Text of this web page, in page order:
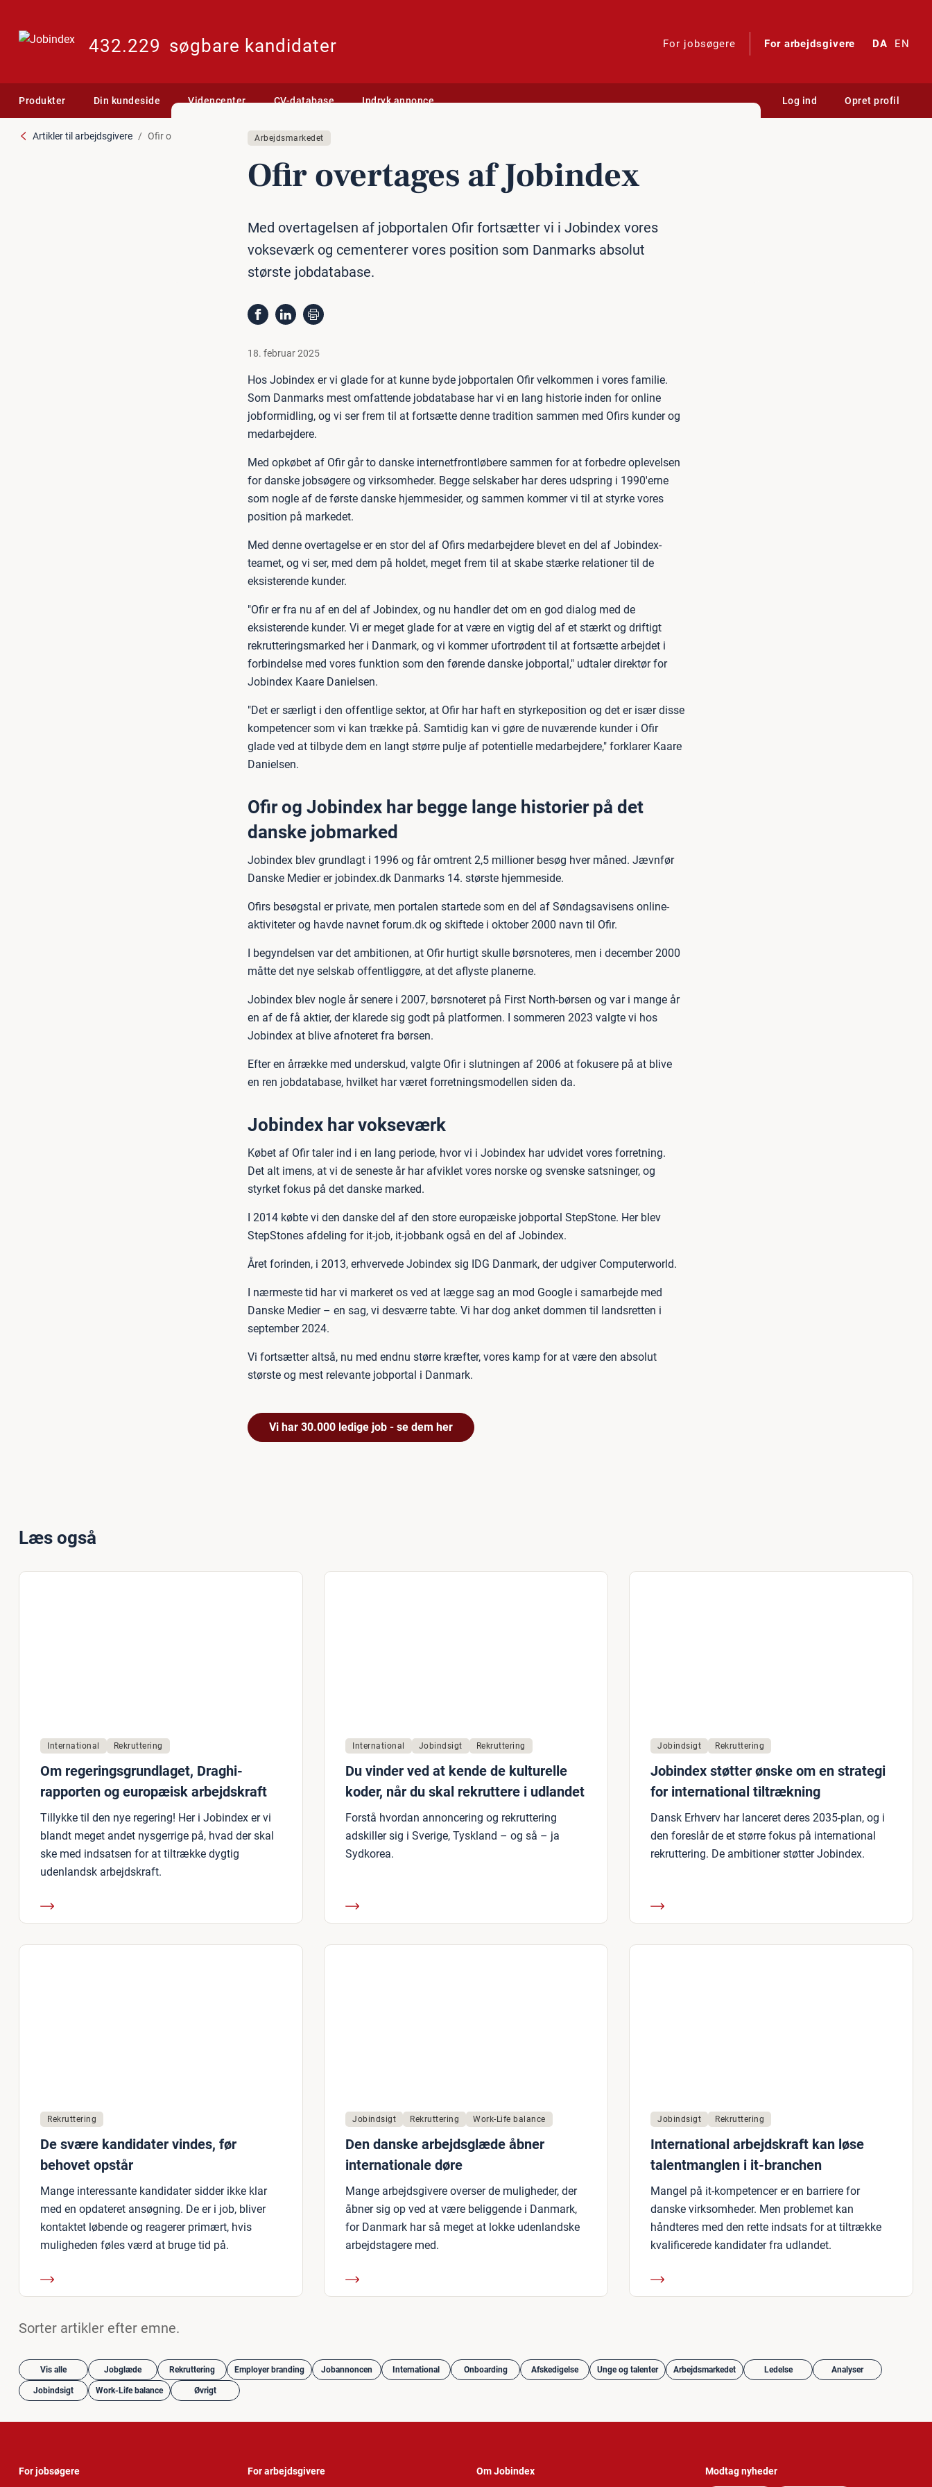
432.229 søgbare kandidater For jobsøgere For arbejdsgivere DA EN
Produkter Din kundeside Videncenter CV-database Indryk annonce Log ind Opret profil
Artikler til arbejdsgivere Ofir overtages af JobindexArbejdsmarkedet
Ofir overtages af Jobindex
Med overtagelsen af jobportalen Ofir fortsætter vi i Jobindex vores
vokseværk og cementerer vores position som Danmarks absolut
største jobdatabase.
18. februar 2025
Hos Jobindex er vi glade for at kunne byde jobportalen Ofir velkommen i vores familie.
Som Danmarks mest omfattende jobdatabase har vi en lang historie inden for online
jobformidling, og vi ser frem til at fortsætte denne tradition sammen med Ofirs kunder og
medarbejdere.
Med opkøbet af Ofir går to danske internetfrontløbere sammen for at forbedre oplevelsen
for danske jobsøgere og virksomheder. Begge selskaber har deres udspring i 1990'erne
som nogle af de første danske hjemmesider, og sammen kommer vi til at styrke vores
position på markedet.
Med denne overtagelse er en stor del af Ofirs medarbejdere blevet en del af Jobindex-
teamet, og vi ser, med dem på holdet, meget frem til at skabe stærke relationer til de
eksisterende kunder.
"Ofir er fra nu af en del af Jobindex, og nu handler det om en god dialog med de
eksisterende kunder. Vi er meget glade for at være en vigtig del af et stærkt og driftigt
rekrutteringsmarked her i Danmark, og vi kommer ufortrødent til at fortsætte arbejdet i
forbindelse med vores funktion som den førende danske jobportal," udtaler direktør for
Jobindex Kaare Danielsen.
"Det er særligt i den offentlige sektor, at Ofir har haft en styrkeposition og det er især disse
kompetencer som vi kan trække på. Samtidig kan vi gøre de nuværende kunder i Ofir
glade ved at tilbyde dem en langt større pulje af potentielle medarbejdere," forklarer Kaare
Danielsen.
Ofir og Jobindex har begge lange historier på det
danske jobmarked
Jobindex blev grundlagt i 1996 og får omtrent 2,5 millioner besøg hver måned. Jævnfør
Danske Medier er jobindex.dk Danmarks 14. største hjemmeside.
Ofirs besøgstal er private, men portalen startede som en del af Søndagsavisens online-
aktiviteter og havde navnet forum.dk og skiftede i oktober 2000 navn til Ofir.
I begyndelsen var det ambitionen, at Ofir hurtigt skulle børsnoteres, men i december 2000
måtte det nye selskab offentliggøre, at det aflyste planerne.
Jobindex blev nogle år senere i 2007, børsnoteret på First North-børsen og var i mange år
en af de få aktier, der klarede sig godt på platformen. I sommeren 2023 valgte vi hos
Jobindex at blive afnoteret fra børsen.
Efter en årrække med underskud, valgte Ofir i slutningen af 2006 at fokusere på at blive
en ren jobdatabase, hvilket har været forretningsmodellen siden da.
Jobindex har vokseværk
Købet af Ofir taler ind i en lang periode, hvor vi i Jobindex har udvidet vores forretning.
Det alt imens, at vi de seneste år har afviklet vores norske og svenske satsninger, og
styrket fokus på det danske marked.
I 2014 købte vi den danske del af den store europæiske jobportal StepStone. Her blev
StepStones afdeling for it-job, it-jobbank også en del af Jobindex.
Året forinden, i 2013, erhvervede Jobindex sig IDG Danmark, der udgiver Computerworld.
I nærmeste tid har vi markeret os ved at lægge sag an mod Google i samarbejde med
Danske Medier – en sag, vi desværre tabte. Vi har dog anket dommen til landsretten i
september 2024.
Vi fortsætter altså, nu med endnu større kræfter, vores kamp for at være den absolut
største og mest relevante jobportal i Danmark.
Vi har 30.000 ledige job - se dem her
Læs også
International Rekruttering
Om regeringsgrundlaget, Draghi-
rapporten og europæisk arbejdskraft
Tillykke til den nye regering! Her i Jobindex er vi
blandt meget andet nysgerrige på, hvad der skal
ske med indsatsen for at tiltrække dygtig
udenlandsk arbejdskraft.
International Jobindsigt Rekruttering
Du vinder ved at kende de kulturelle
koder, når du skal rekruttere i udlandet
Forstå hvordan annoncering og rekruttering
adskiller sig i Sverige, Tyskland – og så – ja
Sydkorea.
Jobindsigt Rekruttering
Jobindex støtter ønske om en strategi
for international tiltrækning
Dansk Erhverv har lanceret deres 2035-plan, og i
den foreslår de et større fokus på international
rekruttering. De ambitioner støtter Jobindex.
Rekruttering
De svære kandidater vindes, før
behovet opstår
Mange interessante kandidater sidder ikke klar
med en opdateret ansøgning. De er i job, bliver
kontaktet løbende og reagerer primært, hvis
muligheden føles værd at bruge tid på.
Jobindsigt Rekruttering Work-Life balance
Den danske arbejdsglæde åbner
internationale døre
Mange arbejdsgivere overser de muligheder, der
åbner sig op ved at være beliggende i Danmark,
for Danmark har så meget at lokke udenlandske
arbejdstagere med.
Jobindsigt Rekruttering
International arbejdskraft kan løse
talentmanglen i it-branchen
Mangel på it-kompetencer er en barriere for
danske virksomheder. Men problemet kan
håndteres med den rette indsats for at tiltrække
kvalificerede kandidater fra udlandet.
Sorter artikler efter emne.
Vis alle Jobglæde Rekruttering Employer branding Jobannoncen International Onboarding Afskedigelse Unge og talenter Arbejdsmarkedet Ledelse Analyser
Jobindsigt Work-Life balance Øvrigt
For jobsøgere For arbejdsgivere Om Jobindex Modtag nyheder